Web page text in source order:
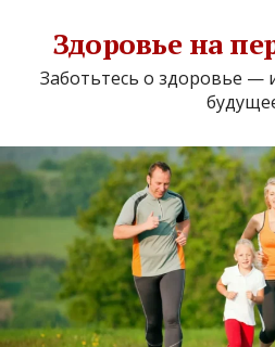
Здоровье на
Заботьтесь о здоровье —